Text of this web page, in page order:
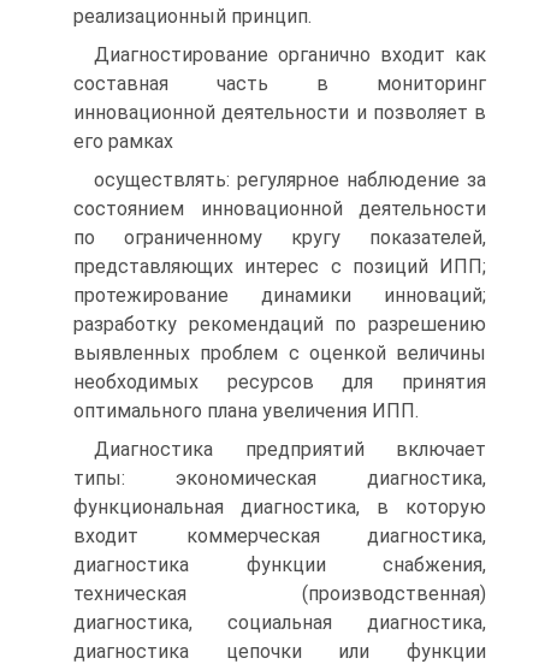
реализационный принцип.
Диагностирование органично входит как
составная часть в мониторинг
инновационной деятельности и позволяет в
его рамках
осуществлять: регулярное наблюдение за
состоянием инновационной деятельности
по ограниченному кругу показателей,
представляющих интерес с позиций ИПП;
протежирование динамики инноваций;
разработку рекомендаций по разрешению
выявленных проблем с оценкой величины
необходимых ресурсов для принятия
оптимального плана увеличения ИПП.
Диагностика предприятий включает
типы: экономическая диагностика,
функциональная диагностика, в которую
входит коммерческая диагностика,
диагностика функции снабжения,
техническая (производственная)
диагностика, социальная диагностика,
диагностика цепочки или функции